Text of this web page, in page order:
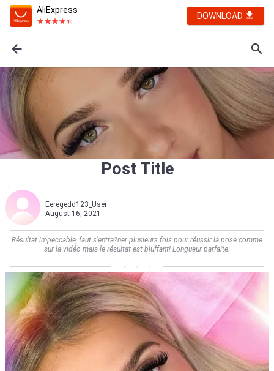
AliExpress
DOWNLOAD
Post Title
Eeregedd123_User
August 16, 2021
Résultat impeccable, faut s’entra?ner plusieurs fois pour réussir la pose comme
sur la vidéo mais le résultat est bluffant! Longueur parfaite.